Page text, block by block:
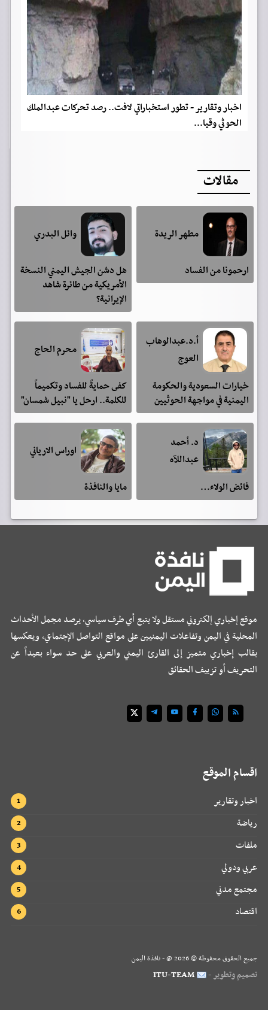
اخبار وتقارير - تطور استخباراتي لافت.. رصد تحركات عبدالملك
الحوثي وقيا...
مقالات
مطهر الريدة
ارحمونا من الفساد
وائل البدري
هل دشن الجيش اليمني النسخة
الأمريكية من طائرة شاهد
الإيرانية؟
أ.د.عبدالوهاب
العوج
خيارات السعودية والحكومة
اليمنية في مواجهة الحوثيين
محرم الحاج
كفى حمايةً للفساد وتكميماً
للكلمة.. ارحل يا "نبيل شمسان"
د. أحمد
عبداللآه
فائض الولاء…
اوراس الارياني
مايا والنافذة
موقع إخباري إلكتروني مستقل ولا يتبع أي طرف سياسي، يرصد مجمل الأحداث
المحلية في اليمن وتفاعلات اليمنيين على مواقع التواصل الإجتماعي، ويعكسها
بقالب إخباري متميز إلى القارئ اليمني والعربي على حد سواء بعيداً عن
التحريف أو تزييف الحقائق
اقسام الموقع
اخبار وتقارير
رياضة
ملفات
عربي ودولي
مجتمع مدني
اقتصاد
جميع الحقوق محفوظة ©2026 @ - نافذة اليمن
تصميم وتطوير - ITU-TEAM